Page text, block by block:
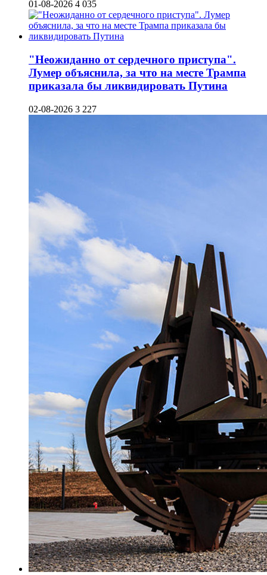
01-08-2026 4 035
"Неожиданно от сердечного приступа".
Лумер объяснила, за что на месте Трампа
приказала бы ликвидировать Путина
02-08-2026 3 227